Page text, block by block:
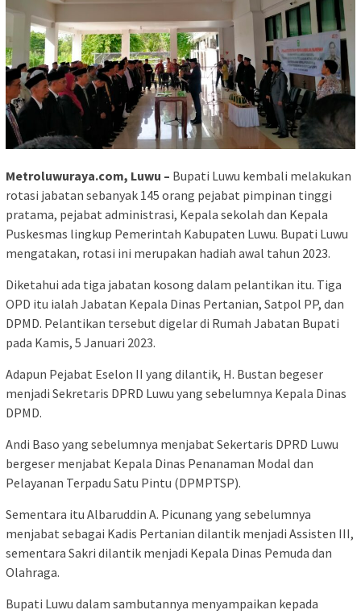
Metroluwuraya.com, Luwu – Bupati Luwu kembali melakukan
rotasi jabatan sebanyak 145 orang pejabat pimpinan tinggi
pratama, pejabat administrasi, Kepala sekolah dan Kepala
Puskesmas lingkup Pemerintah Kabupaten Luwu. Bupati Luwu
mengatakan, rotasi ini merupakan hadiah awal tahun 2023.
Diketahui ada tiga jabatan kosong dalam pelantikan itu. Tiga
OPD itu ialah Jabatan Kepala Dinas Pertanian, Satpol PP, dan
DPMD. Pelantikan tersebut digelar di Rumah Jabatan Bupati
pada Kamis, 5 Januari 2023.
Adapun Pejabat Eselon II yang dilantik, H. Bustan begeser
menjadi Sekretaris DPRD Luwu yang sebelumnya Kepala Dinas
DPMD.
Andi Baso yang sebelumnya menjabat Sekertaris DPRD Luwu
bergeser menjabat Kepala Dinas Penanaman Modal dan
Pelayanan Terpadu Satu Pintu (DPMPTSP).
Sementara itu Albaruddin A. Picunang yang sebelumnya
menjabat sebagai Kadis Pertanian dilantik menjadi Assisten III,
sementara Sakri dilantik menjadi Kepala Dinas Pemuda dan
Olahraga.
Bupati Luwu dalam sambutannya menyampaikan kepada